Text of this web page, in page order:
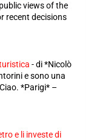
views of the
recent decisions
-di *Nicolò
e sono una
*Parigi* –
e li investe di